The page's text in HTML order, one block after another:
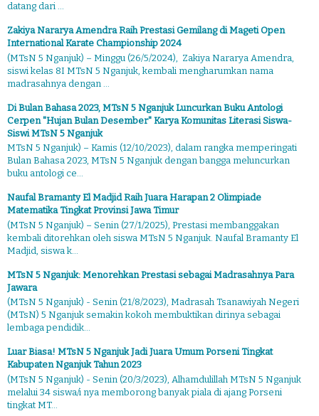
datang dari ...
Zakiya Nararya Amendra Raih Prestasi Gemilang di Mageti Open
International Karate Championship 2024
(MTsN 5 Nganjuk) – Minggu (26/5/2024), Zakiya Nararya Amendra,
siswi kelas 8I MTsN 5 Nganjuk, kembali mengharumkan nama
madrasahnya dengan ...
Di Bulan Bahasa 2023, MTsN 5 Nganjuk Luncurkan Buku Antologi
Cerpen "Hujan Bulan Desember" Karya Komunitas Literasi Siswa-
Siswi MTsN 5 Nganjuk
MTsN 5 Nganjuk) – Kamis (12/10/2023), dalam rangka memperingati
Bulan Bahasa 2023, MTsN 5 Nganjuk dengan bangga meluncurkan
buku antologi ce...
Naufal Bramanty El Madjid Raih Juara Harapan 2 Olimpiade
Matematika Tingkat Provinsi Jawa Timur
(MTsN 5 Nganjuk) – Senin (27/1/2025), Prestasi membanggakan
kembali ditorehkan oleh siswa MTsN 5 Nganjuk. Naufal Bramanty El
Madjid, siswa k...
MTsN 5 Nganjuk: Menorehkan Prestasi sebagai Madrasahnya Para
Jawara
(MTsN 5 Nganjuk) - Senin (21/8/2023), Madrasah Tsanawiyah Negeri
(MTsN) 5 Nganjuk semakin kokoh membuktikan dirinya sebagai
lembaga pendidik...
Luar Biasa! MTsN 5 Nganjuk Jadi Juara Umum Porseni Tingkat
Kabupaten Nganjuk Tahun 2023
(MTsN 5 Nganjuk) - Senin (20/3/2023), Alhamdulillah MTsN 5 Nganjuk
melalui 34 siswa/i nya memborong banyak piala di ajang Porseni
tingkat MT...